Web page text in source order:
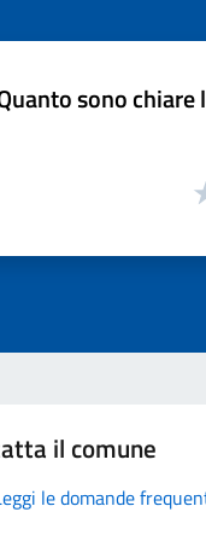
sono
il comune
le domande